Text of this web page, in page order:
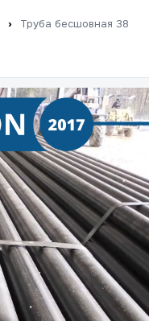
› Труба бесшовная 38